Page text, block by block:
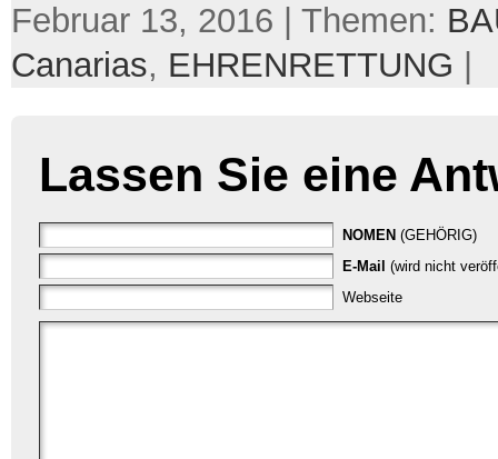
Februar 13, 2016 | Themen:
Canarias, EHRENRETTUNG
Lassen Sie eine
NOMEN (GEHÖRIG)
E-Mail (wird nicht
Webseite